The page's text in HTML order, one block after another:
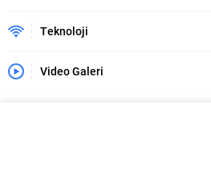
Teknoloji
Video Galeri